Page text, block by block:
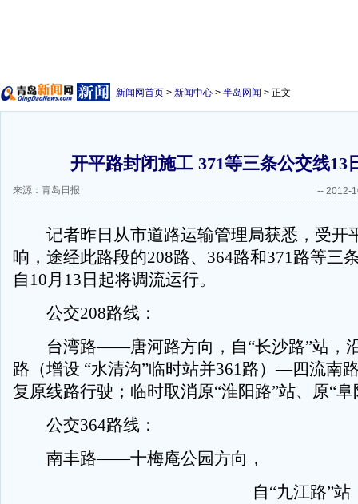
新闻网首页 > 新闻中心 > 半岛网闻 > 正文
开平路封闭施工 371等三条公交线13
来源：青岛日报 -- 2012-
记者昨日从市道路运输管理局获悉，受开
响，途经此路段的208路、364路和371路等三
自10月13日起将调流运行。
公交208路线：
台湾路——唐河路方向，自“长沙路”站，
路（增设 “水清沟”临时站并361路）—四流南
复原线路行驶；临时取消原“淮阳路”站、原“阜
公交364路线：
南丰路——十梅庵公园方向，
自“九江路”